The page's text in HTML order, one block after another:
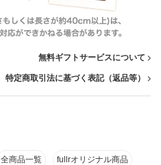
無料ギフトサービスについて
特定商取引法に基づく表記（返品等）
全商品一覧 fullrオリジナル商品